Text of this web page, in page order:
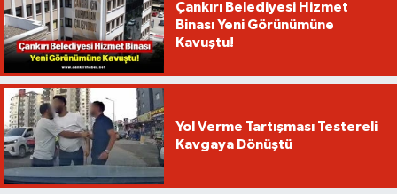
Çankırı Belediyesi Hizmet
Binası Yeni Görünümüne
Kavuştu!
Yol Verme Tartışması Testereli
Kavgaya Dönüştü